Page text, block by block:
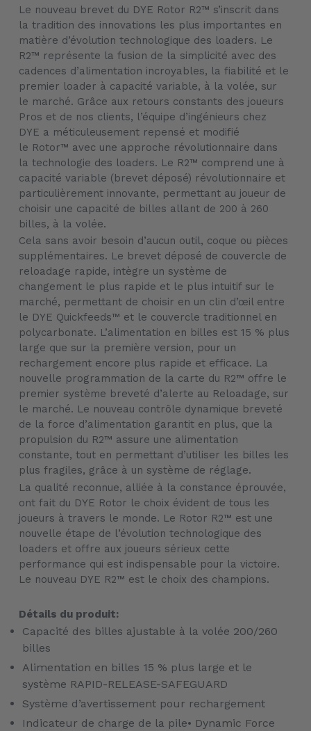
produit
panier
Le nouveau brevet du DYE Rotor R2™ s’inscrit dans
la tradition des innovations les plus importantes en
matière d’évolution technologique des loaders. Le
R2™ représente la fusion de la simplicité avec des
cadences d’alimentation incroyables, la fiabilité et le
premier loader à capacité variable, à la volée, sur
le marché. Grâce aux retours constants des joueurs
Pros et de nos clients, l’équipe d’ingénieurs chez
DYE a méticuleusement repensé et modifié
le Rotor™ avec une approche révolutionnaire dans
la technologie des loaders. Le R2™ comprend une à
capacité variable (brevet déposé) révolutionnaire et
particulièrement innovante, permettant au joueur de
choisir une capacité de billes allant de 200 à 260
billes, à la volée.
Cela sans avoir besoin d’aucun outil, coque ou pièces
supplémentaires. Le brevet déposé de couvercle de
reloadage rapide, intègre un système de
changement le plus rapide et le plus intuitif sur le
marché, permettant de choisir en un clin d’œil entre
le DYE Quickfeeds™ et le couvercle traditionnel en
polycarbonate. L’alimentation en billes est 15 % plus
large que sur la première version, pour un
rechargement encore plus rapide et efficace. La
nouvelle programmation de la carte du R2™ offre le
premier système breveté d’alerte au Reloadage, sur
le marché. Le nouveau contrôle dynamique breveté
de la force d’alimentation garantit en plus, que la
propulsion du R2™ assure une alimentation
constante, tout en permettant d’utiliser les billes les
plus fragiles, grâce à un système de réglage.
La qualité reconnue, alliée à la constance éprouvée,
ont fait du DYE Rotor le choix évident de tous les
joueurs à travers le monde. Le Rotor R2™ est une
nouvelle étape de l’évolution technologique des
loaders et offre aux joueurs sérieux cette
performance qui est indispensable pour la victoire.
Le nouveau DYE R2™ est le choix des champions.
Détails du produit:
Capacité des billes ajustable à la volée 200/260
billes
Alimentation en billes 15 % plus large et le
système RAPID-RELEASE-SAFEGUARD
Système d’avertissement pour rechargement
Indicateur de charge de la pile• Dynamic Force